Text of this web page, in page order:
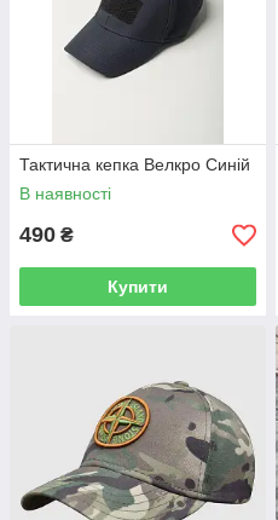
Тактична кепка Велкро Синій
В наявності
490 ₴
Купити